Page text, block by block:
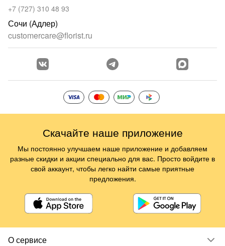
О сервисе
+7 (727) 310 48 93
Сочи (Адлер)
customercare@florist.ru
Скачайте наше приложение
Мы постоянно улучшаем наше приложение и добавляем
разные скидки и акции специально для вас. Просто войдите в
свой аккаунт, чтобы легко найти самые приятные
предложения.